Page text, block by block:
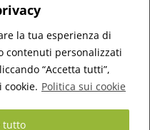
la tua esperienza di
contenuti personalizzati
“Accetta tutti”,
cookie. Politica sui cookie
tutto
11306750016 –
Imp. di TO 1203201 –